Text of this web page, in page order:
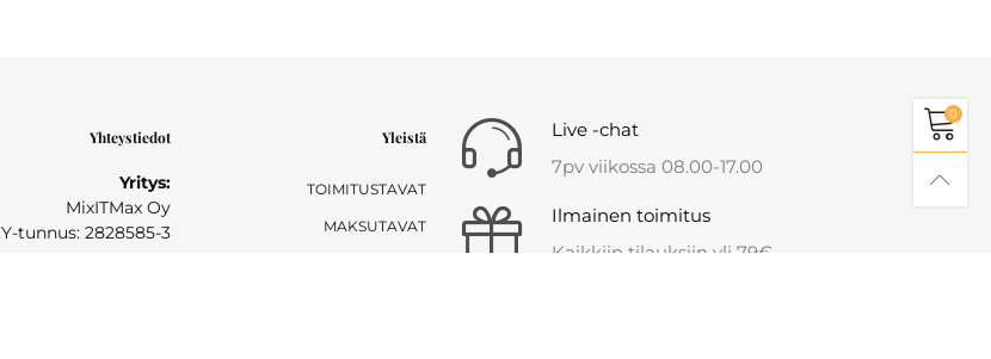
Yhteystiedot
Yritys:
MixITMax Oy
Y-tunnus: 2828585-3
Yleistä
TOIMITUSTAVAT
MAKSUTAVAT
Live -chat
7pv viikossa 08.00-17.00
Ilmainen toimitus
Kaikkiin tilauksiin yli 79€
0